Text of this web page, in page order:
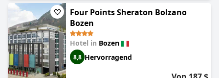
Four Points Sheraton Bolzano
Bozen
Hotel in Bozen
8,8 Hervorragend